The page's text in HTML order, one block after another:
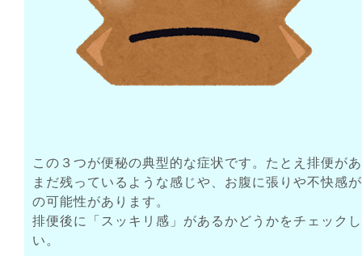
この３つが便秘の典型的な症状です。たとえ排便が
まだ残っているような感じや、お腹に張りや不快感
の可能性があります。
排便後に「スッキリ感」があるかどうかをチェック
い。